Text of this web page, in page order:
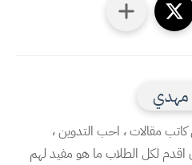
مهدي
مقالات ، احب التدوين ،
لكل الطلاب ما هو مفيد لهم